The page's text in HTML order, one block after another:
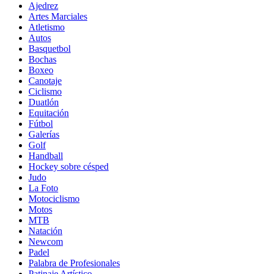
Ajedrez
Artes Marciales
Atletismo
Autos
Basquetbol
Bochas
Boxeo
Canotaje
Ciclismo
Duatlón
Equitación
Fútbol
Galerías
Golf
Handball
Hockey sobre césped
Judo
La Foto
Motociclismo
Motos
MTB
Natación
Newcom
Padel
Palabra de Profesionales